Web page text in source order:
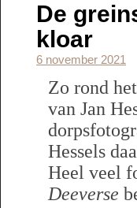
De
kloar
6 november 2021
Zo rond
van Jan
Hessels
Heel veel
Deeverse